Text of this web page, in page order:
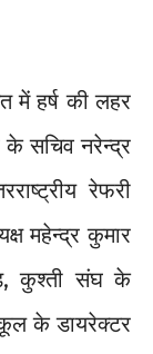
में हर्ष की लहर
सचिव नरेन्द्र
रेफरी
महेन्द्र कुमार
कुश्ती संघ के
के डायरेक्टर